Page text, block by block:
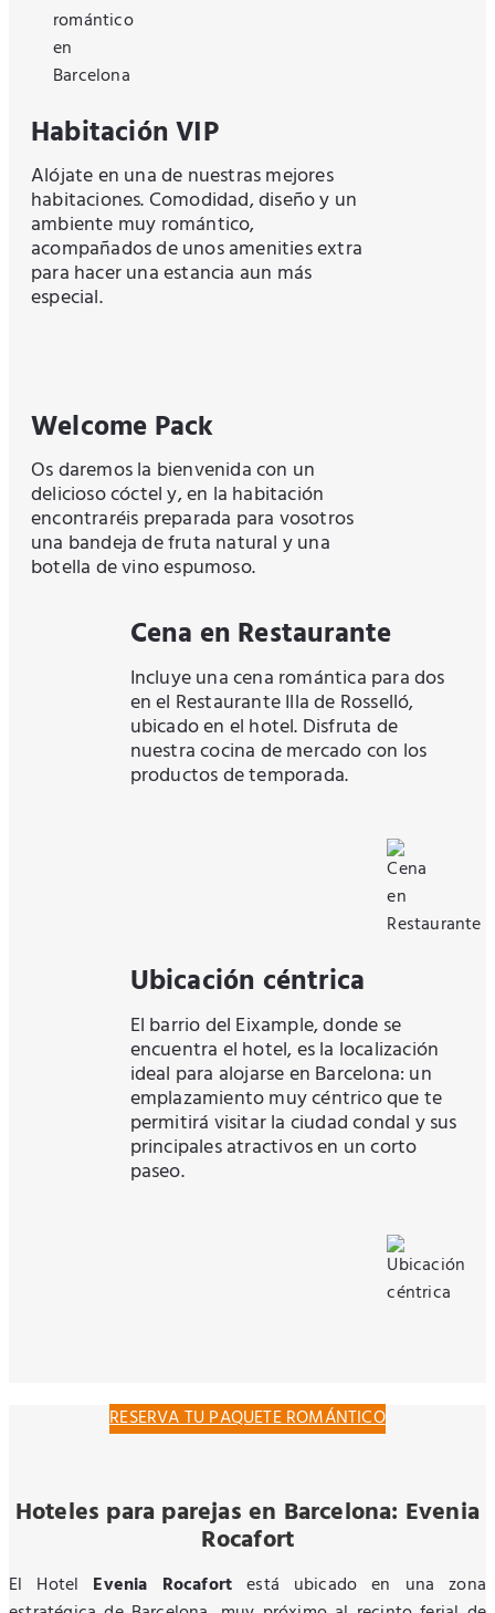
Habitación VIP
Alójate en una de nuestras mejores
habitaciones. Comodidad, diseño y un
ambiente muy romántico,
acompañados de unos amenities extra
para hacer una estancia aun más
especial.
Welcome Pack
Os daremos la bienvenida con un
delicioso cóctel y, en la habitación
encontraréis preparada para vosotros
una bandeja de fruta natural y una
botella de vino espumoso.
Cena en Restaurante
Incluye una cena romántica para dos
en el Restaurante Illa de Rosselló,
ubicado en el hotel. Disfruta de
nuestra cocina de mercado con los
productos de temporada.
Ubicación céntrica
El barrio del Eixample, donde se
encuentra el hotel, es la localización
ideal para alojarse en Barcelona: un
emplazamiento muy céntrico que te
permitirá visitar la ciudad condal y sus
principales atractivos en un corto
paseo.
RESERVA TU PAQUETE ROMÁNTICO
Hoteles para parejas en Barcelona: Evenia
Rocafort
El Hotel Evenia Rocafort está ubicado en una zona